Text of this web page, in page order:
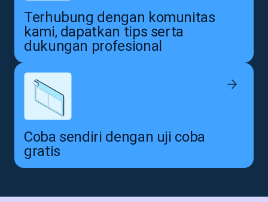
Terhubung dengan komunitas
kami, dapatkan tips serta
dukungan profesional
Coba sendiri dengan uji coba
gratis